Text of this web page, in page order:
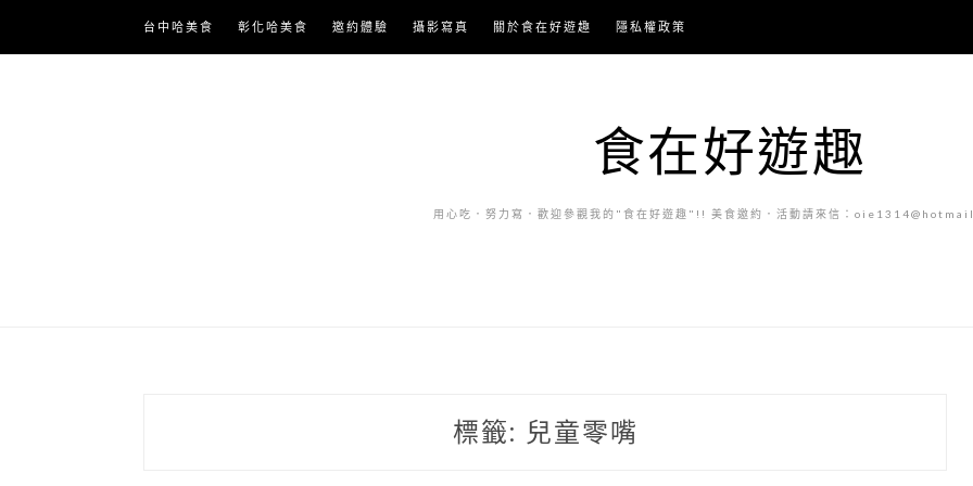
content
台中哈美食 彰化哈美食 邀約體驗 攝影寫真 關於食在好遊趣 隱私權政策
食在好遊趣
用心吃．努力寫．歡迎參觀我的"食在好遊趣"!! 美食邀約．活動請來信：
標籤: 兒童零嘴